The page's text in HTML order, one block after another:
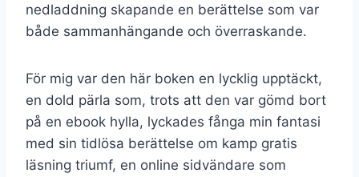
nedladdning skapande en berättelse som var
både sammanhängande och överraskande.
För mig var den här boken en lycklig upptäckt,
en dold pärla som, trots att den var gömd bort
på en ebook hylla, lyckades fånga min fantasi
med sin tidlösa berättelse om kamp gratis
läsning triumf, en online sidvändare som